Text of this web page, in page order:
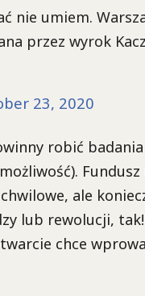
nie umiem.
przez wyrok
23, 2020
robić
Fundusz
ale
lub rewolucji, tak!
chce